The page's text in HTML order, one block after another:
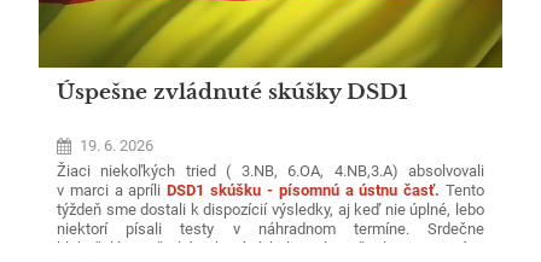
Úspešne zvládnuté skúšky DSD1
19. 6. 2026
Žiaci niekoľkých tried ( 3.NB, 6.OA, 4.NB,3.A) absolvovali
v marci a apríliDSD1 skúšku - písomnú a ústnu časť. Tento
týždeň sme dostali k dispozícií výsledky, aj keď nie úplné, lebo
niektorí písali testy v náhradnom termíne. Srdečne
blahoželáme všetkým, ktorí získali B1 úroveň ,ale aj ostatným,